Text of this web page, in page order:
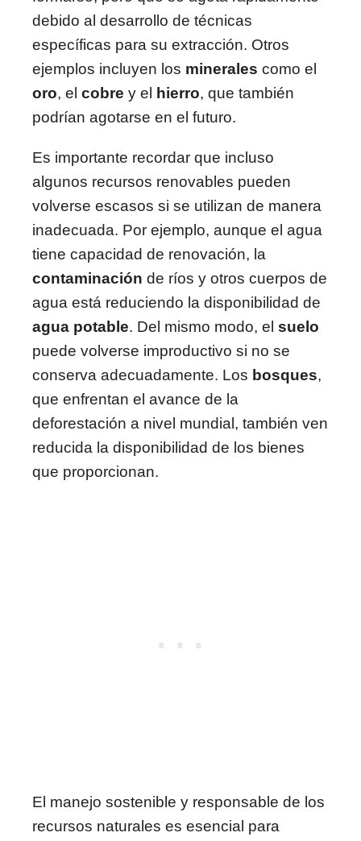
debido al desarrollo de técnicas
específicas para su extracción. Otros
ejemplos incluyen los minerales como el
oro, el cobre y el hierro, que también
podrían agotarse en el futuro.
Es importante recordar que incluso
algunos recursos renovables pueden
volverse escasos si se utilizan de manera
inadecuada. Por ejemplo, aunque el agua
tiene capacidad de renovación, la
contaminación de ríos y otros cuerpos de
agua está reduciendo la disponibilidad de
agua potable. Del mismo modo, el suelo
puede volverse improductivo si no se
conserva adecuadamente. Los bosques,
que enfrentan el avance de la
deforestación a nivel mundial, también ven
reducida la disponibilidad de los bienes
que proporcionan.
El manejo sostenible y responsable de los
recursos naturales es esencial para